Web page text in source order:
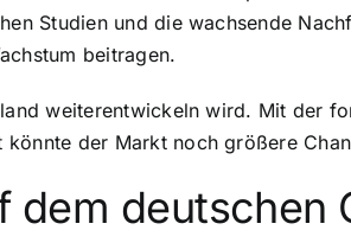
Studien und die wachsende
beitragen.
weiterentwickeln wird. Mit der
der Markt noch größere
dem deutschen